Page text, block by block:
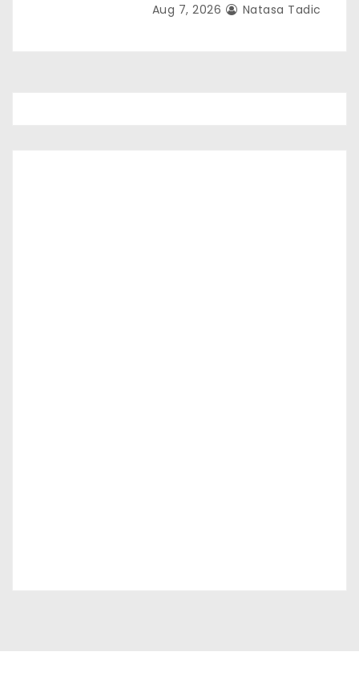
Aug 7, 2026 Natasa Tadic